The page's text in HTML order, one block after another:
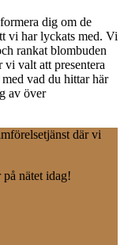
dig om de
har lyckats med. Vi
rankat blombuden
valt att presentera
av över
där vi
nätet idag!